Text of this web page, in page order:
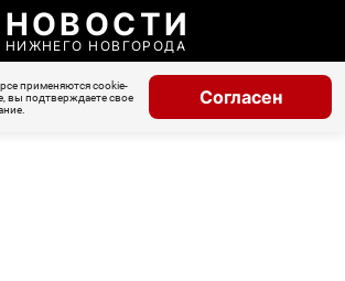
НОВОСТИ
НИЖНЕГО НОВГОРОДА
применяются cookie-
вы подтверждаете свое
Согласен